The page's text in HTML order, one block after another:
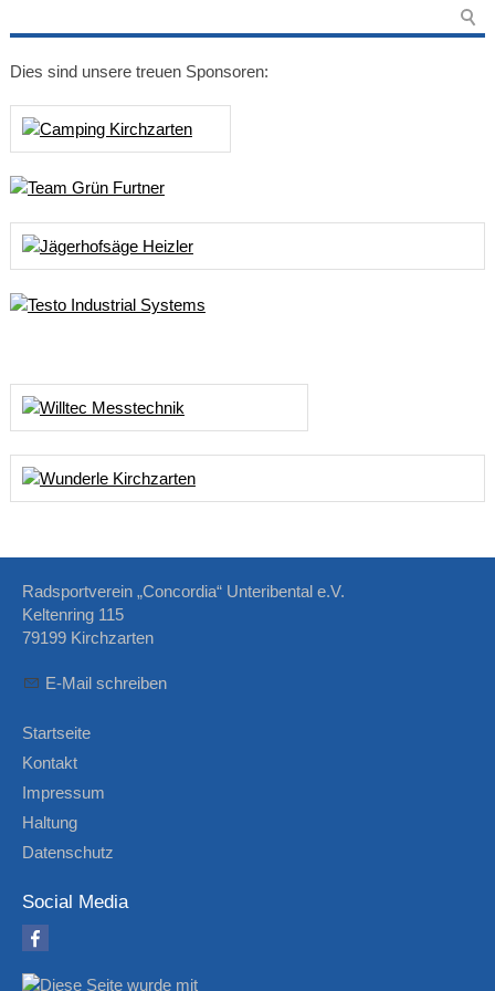
Dies sind unsere treuen Sponsoren:
Radsportverein „Concordia“ Unteribental e.V.
Keltenring 115
79199 Kirchzarten
E-Mail schreiben
Startseite
Kontakt
Impressum
Haltung
Datenschutz
Social Media